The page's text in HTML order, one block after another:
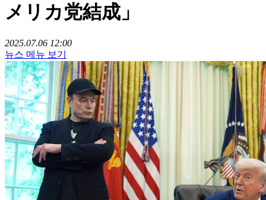
メリカ党結成」
2025.07.06 12:00
뉴스 메뉴 보기